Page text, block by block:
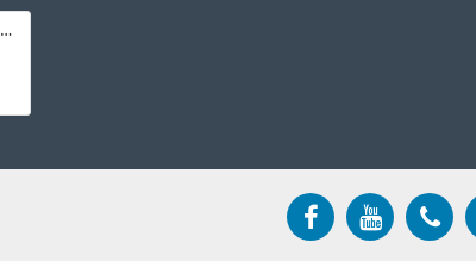
32 kW-os 1 fázisú magas hőmérsékletű Levegő-Víz hőszivattyús rendszer fűtés, hűtés, és használati melegvíz ellátásra komplett beüzemeléssel